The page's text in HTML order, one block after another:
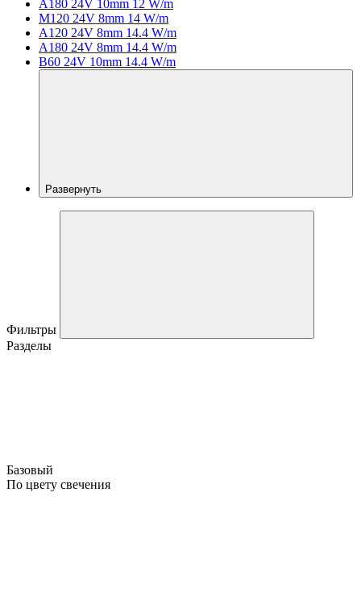
A180 24V 10mm 12 W/m
M120 24V 8mm 14 W/m
A120 24V 8mm 14.4 W/m
A180 24V 8mm 14.4 W/m
B60 24V 10mm 14.4 W/m
Развернуть
Фильтры
Разделы
Базовый
По цвету свечения